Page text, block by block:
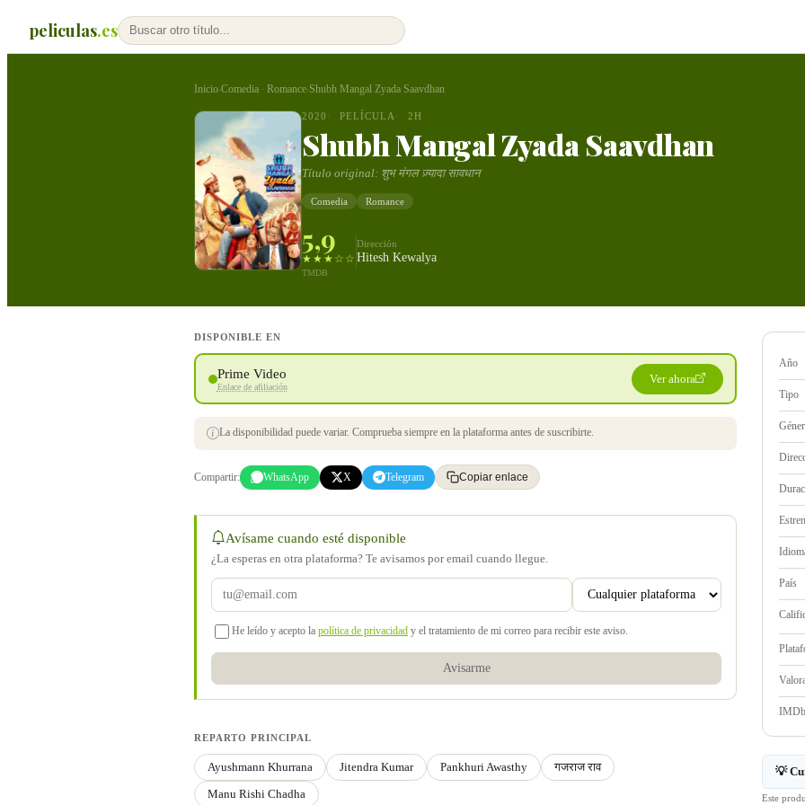
peliculas.es
Inicio›Comedia · Romance›Shubh Mangal Zyada Saavdhan
2020 PELÍCULA 2H
Shubh Mangal Zyada Saavdhan
Título original: शुभ मंगल ज़्यादा सावधान
Comedia Romance
5,9
★★★☆☆
TMDB
Dirección
Hitesh Kewalya
DISPONIBLE EN
Prime Video
Enlace de afiliación
Ver ahora
La disponibilidad puede variar. Comprueba siempre en la plataforma antes de suscribirte.
Compartir: WhatsApp X Telegram Copiar enlace
Avísame cuando esté disponible
¿La esperas en otra plataforma? Te avisamos por email cuando llegue.
He leído y acepto la política de privacidad y el tratamiento de mi correo para recibir este aviso.
Avisarme
REPARTO PRINCIPAL
Ayushmann Khurrana Jitendra Kumar Pankhuri Awasthy
गजराज राव
Manu Rishi Chadha
Año
Tipo
País
IMDb
💡
Este